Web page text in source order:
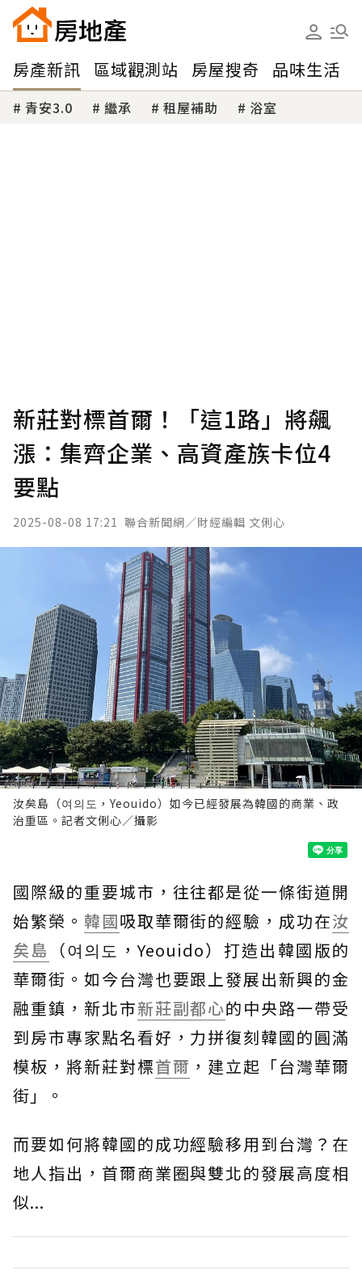
房產新訊 區域觀測站 房屋搜奇 品味生活
青安3.0 繼承 租屋補助 浴室
新莊對標首爾！「這1路」將飆
漲：集齊企業、高資產族卡位4
要點
2025-08-08 17:21 聯合新聞網／財經編輯 文俐心
汝矣島（여의도，Yeouido）如今已經發展為韓國的商業、政
治重區。記者文俐心／攝影
國際級的重要城市，往往都是從一條街道開
始繁榮。 韓國吸取華爾街的經驗，成功在汝
矣島
（여의도，Yeouido）打造出韓國版的
華爾街。如今台灣也要跟上發展出新興的金
融重鎮，新北市新莊副都心的中央路一帶受
到房市專家點名看好，力拼復刻韓國的圓滿
模板，將新莊對標首爾 ，建立起「台灣華爾
街」。
而要如何將韓國的成功經驗移用到台灣？在
地人指出，首爾商業圈與雙北的發展高度相
似...